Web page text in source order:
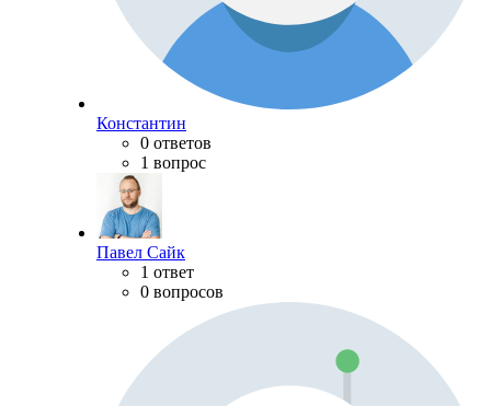
Константин
0 ответов
1 вопрос
Павел Сайк
1 ответ
0 вопросов